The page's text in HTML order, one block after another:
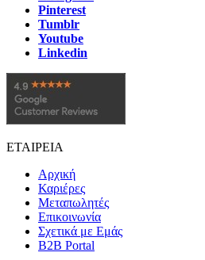
Pinterest
Tumblr
Youtube
Linkedin
ΕΤΑΙΡΕΙΑ
Αρχική
Καριέρες
Μεταπωλητές
Επικοινωνία
Σχετικά με Εμάς
B2B Portal